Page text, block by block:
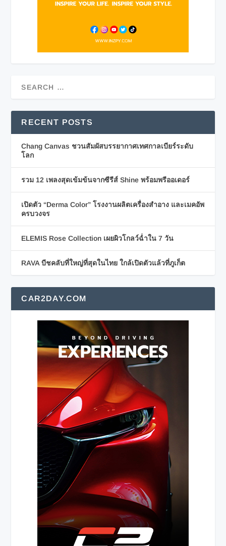
RECENT POSTS
Chang Canvas ชวนสัมผัสบรรยากาศเทศกาลเบียร์ระดับ
โลก
รวม 12 เพลงสุดเข้มข้นจากซีรีส์ Shine พร้อมพรีออเดอร์
เปิดตัว “Derma Color” โรงงานผลิตเครื่องสำอาง และเมคอัพ
ครบวงจร
ELEMIS Rose Collection เผยผิวโกลว์ฉ่ำใน 7 วัน
RAVA บีชคลับที่ใหญ่ที่สุดในไทย ใกล้เปิดตัวแล้วที่ภูเก็ต
CAR2DAY.COM